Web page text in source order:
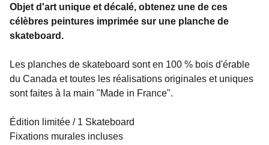
Objet d'art unique et décalé, obtenez une de ces
célèbres peintures imprimée sur une planche de
skateboard.
Les planches de skateboard sont en 100 % bois d'érable
du Canada et toutes les réalisations originales et uniques
sont faites à la main "Made in France".
Édition limitée / 1 Skateboard
Fixations murales incluses